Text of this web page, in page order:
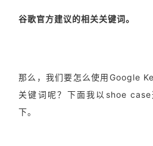
谷歌官方建议的相关关键词。
那么，我们要怎么使用Google
关键词呢？下面我以shoe
下。